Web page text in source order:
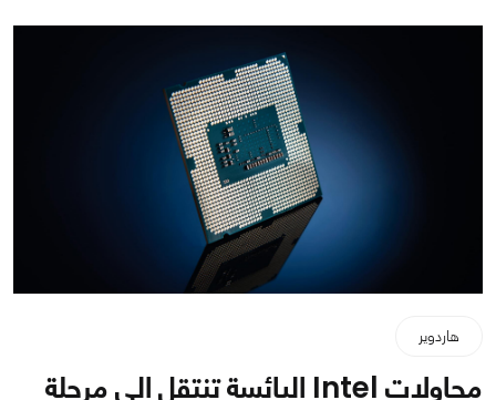
هاردوير
محاولات Intel اليائسة تنتقل الى مرحلة